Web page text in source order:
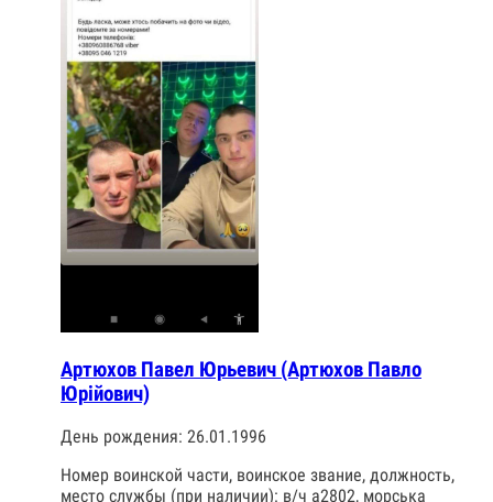
Артюхов Павел Юрьевич (Артюхов Павло
Юрійович)
День рождения: 26.01.1996
Номер воинской части, воинское звание, должность,
место службы (при наличии): в/ч а2802, морська